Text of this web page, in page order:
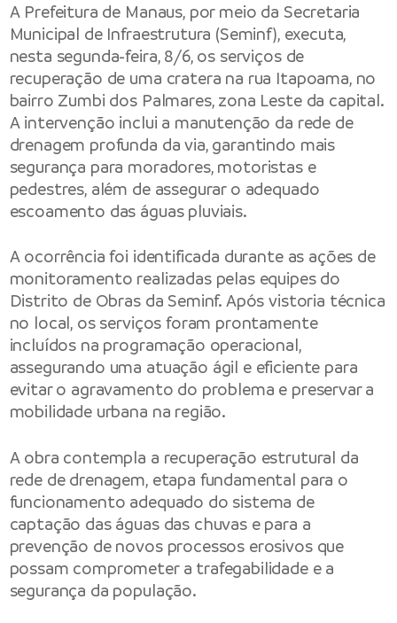
A Prefeitura de Manaus, por meio da Secretaria
Municipal de Infraestrutura (Seminf), executa,
nesta segunda-feira, 8/6, os serviços de
recuperação de uma cratera na rua Itapoama, no
bairro Zumbi dos Palmares, zona Leste da capital.
A intervenção inclui a manutenção da rede de
drenagem profunda da via, garantindo mais
segurança para moradores, motoristas e
pedestres, além de assegurar o adequado
escoamento das águas pluviais.
A ocorrência foi identificada durante as ações de
monitoramento realizadas pelas equipes do
Distrito de Obras da Seminf. Após vistoria técnica
no local, os serviços foram prontamente
incluídos na programação operacional,
assegurando uma atuação ágil e eficiente para
evitar o agravamento do problema e preservar a
mobilidade urbana na região.
A obra contempla a recuperação estrutural da
rede de drenagem, etapa fundamental para o
funcionamento adequado do sistema de
captação das águas das chuvas e para a
prevenção de novos processos erosivos que
possam comprometer a trafegabilidade e a
segurança da população.